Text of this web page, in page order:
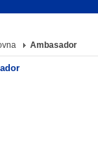
Ambasador